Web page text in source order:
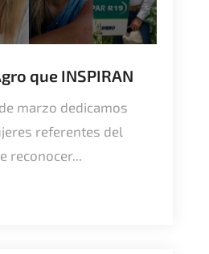
que INSPIRAN
marzo dedicamos
referentes del
reconocer...